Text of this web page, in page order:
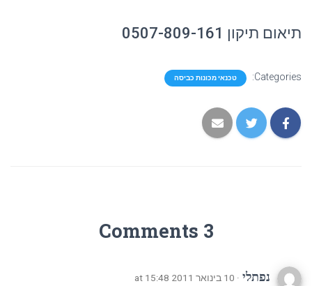
תיאום תיקון 0507-809-161
Categories: טכנאי מכונות כביסה
3 Comments
נפתלי · 10 בינואר 2011 at 15:48